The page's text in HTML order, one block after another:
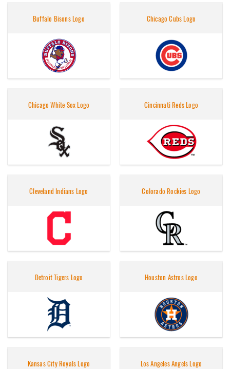
Buffalo Bisons Logo Chicago Cubs Logo
Chicago White Sox Logo Cincinnati Reds Logo
Cleveland Indians Logo Colorado Rockies Logo
Detroit Tigers Logo Houston Astros Logo
Kansas City Royals Logo Los Angeles Angels Logo